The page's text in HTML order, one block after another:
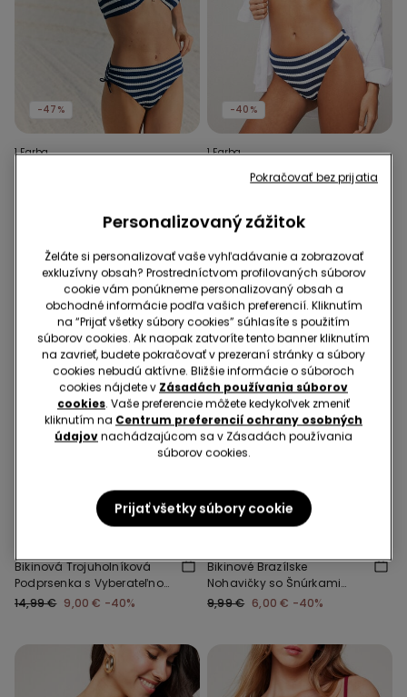
-47%
1 Farba
-40%
1 Farba
Bikinové Brazílske
Nohavičky Sailor Stripes
Bikinová Trojuholníková
Podprsenka s Vyberateľnou
Vypchávkou Sailor Stripes
14,99 € 9,00 € -40%
-40%
Bikinové Brazílske
Nohavičky so Šnúrkami
Sailor Stripes
9,99 € 6,00 € -40%
Personalizovaný zážitok
Želáte si personalizovať vaše vyhľadávanie a zobrazovať
exkluzívny obsah? Prostredníctvom profilovaných súborov
cookie vám ponúkneme personalizovaný obsah a
obchodné informácie podľa vašich preferencií. Kliknutím
na “Prijať všetky súbory cookies” súhlasíte s použitím
súborov cookies. Ak naopak zatvoríte tento banner kliknutím
na zavrieť, budete pokračovať v prezeraní stránky a súbory
cookies nebudú aktívne. Bližšie informácie o súboroch
cookies nájdete v Zásadách používania súborov
cookies. Vaše preferencie môžete kedykoľvek zmeniť
kliknutím na Centrum preferencií ochrany osobných
údajovnachádzajúcom sa v Zásadách používania
súborov cookies.
Prijať všetky súbory cookie
Pokračovať bez prijatia